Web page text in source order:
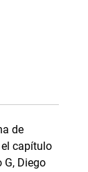
de
capítulo
G, Diego